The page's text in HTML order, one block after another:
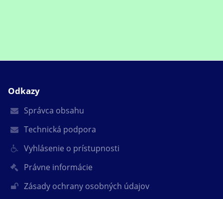
Odkazy
Správca obsahu
Technická podpora
Vyhlásenie o prístupnosti
Právne informácie
Zásady ochrany osobných údajov